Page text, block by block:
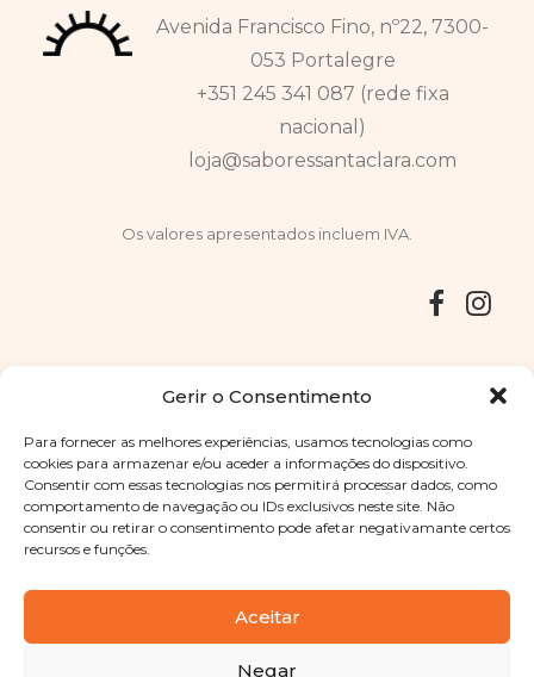
Gerir o Consentimento
Para fornecer as melhores experiências, usamos tecnologias como
cookies para armazenar e/ou aceder a informações do dispositivo.
Consentir com essas tecnologias nos permitirá processar dados, como
comportamento de navegação ou IDs exclusivos neste site. Não
consentir ou retirar o consentimento pode afetar negativamante certos
recursos e funções.
Aceitar
Negar
Avenida Francisco Fino, nº22, 7300-
053 Portalegre
+351 245 341 087 (rede fixa
nacional)
loja@saboressantaclara.com
Os valores apresentados incluem IVA.
Copyright © 2025 Sabores Santa Clara
. Todos os direitos
reservadosPolítica de Privacidade |Termos e condições
Designed byShift Your Branding Agency